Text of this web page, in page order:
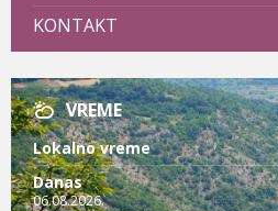
KONTAKT
VREME
Lokalno vreme
Danas
06.08.2026.